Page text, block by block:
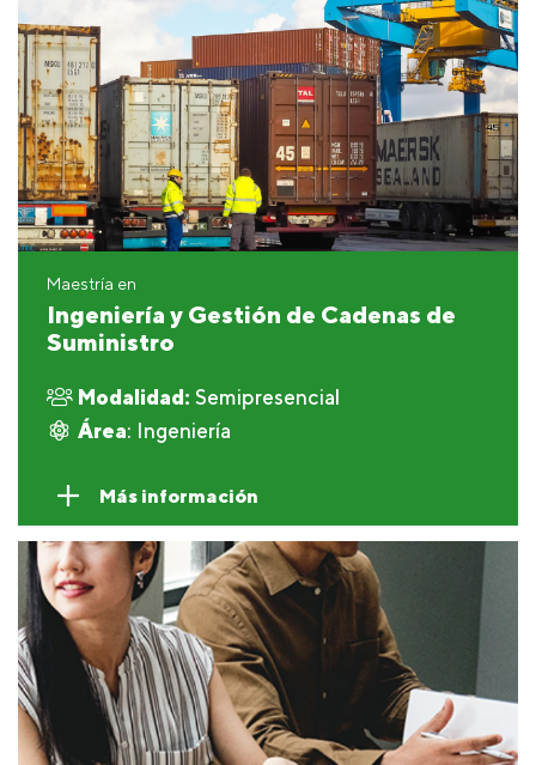
Maestría en
Ingeniería y Gestión de Cadenas de
Suministro
Modalidad: Semipresencial
Área: Ingeniería
Más información